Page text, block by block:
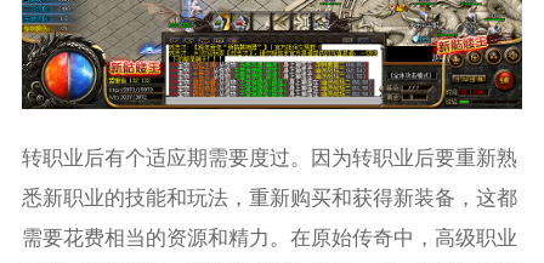
转职业后有个适应期需要度过。因为转职业后要重新熟
悉新职业的技能和玩法，重新购买和获得新装备，这都
需要花费相当的资源和精力。在原始传奇中，高级职业